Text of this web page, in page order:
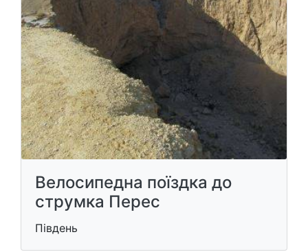
Велосипедна поїздка до
струмка Перес
Південь